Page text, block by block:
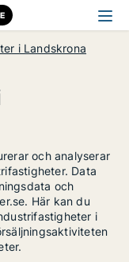
i Landskrona
och analyserar
Data
och
Här kan du
i